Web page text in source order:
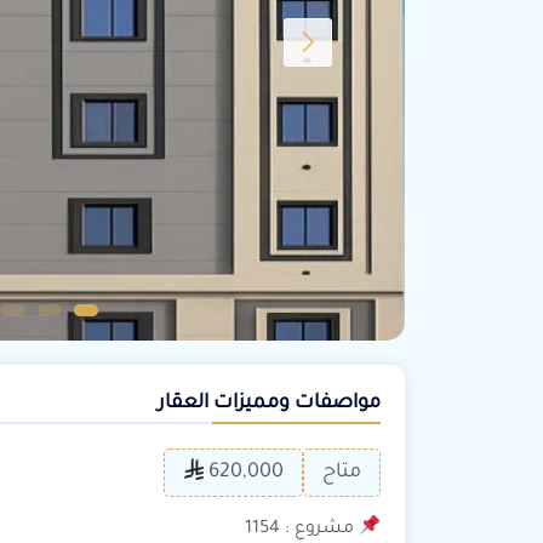
مواصفات ومميزات العقار
متاح 620,000
مشروع : 1154